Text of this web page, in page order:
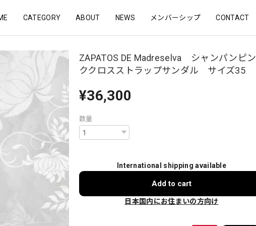
CATEGORY ABOUT NEWS メンバーシップ CONTACT
ZAPATOS DE Madreselva シャンパンピン
ククロスストラップサンダル サイズ35
¥36,300
数量
International shipping available
Add to cart
日本国内にお住まいの方向け